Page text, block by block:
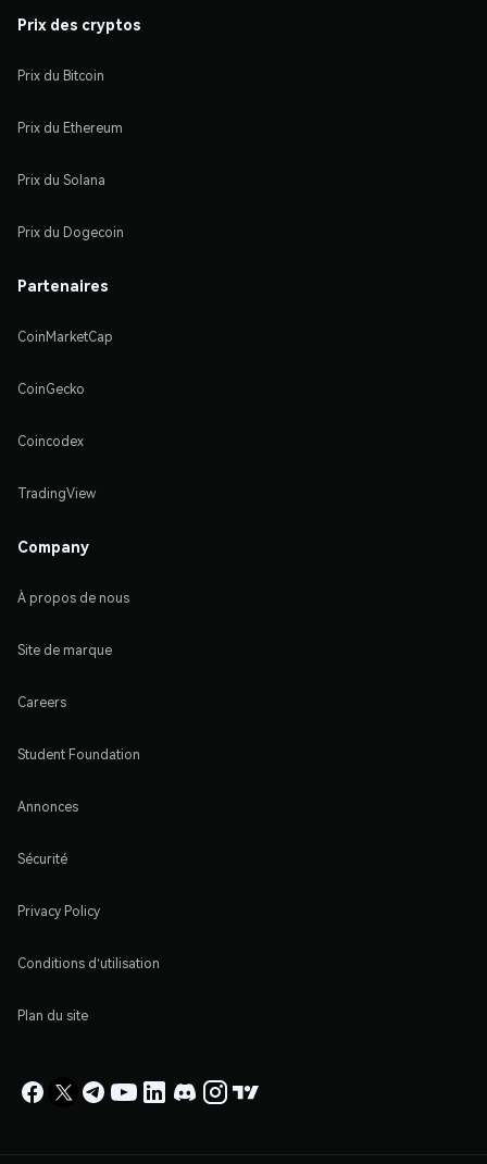
Prix des cryptos
Prix du Bitcoin
Prix du Ethereum
Prix du Solana
Prix du Dogecoin
Partenaires
CoinMarketCap
CoinGecko
Coincodex
TradingView
Company
À propos de nous
Site de marque
Careers
Student Foundation
Annonces
Sécurité
Privacy Policy
Conditions d'utilisation
Plan du site